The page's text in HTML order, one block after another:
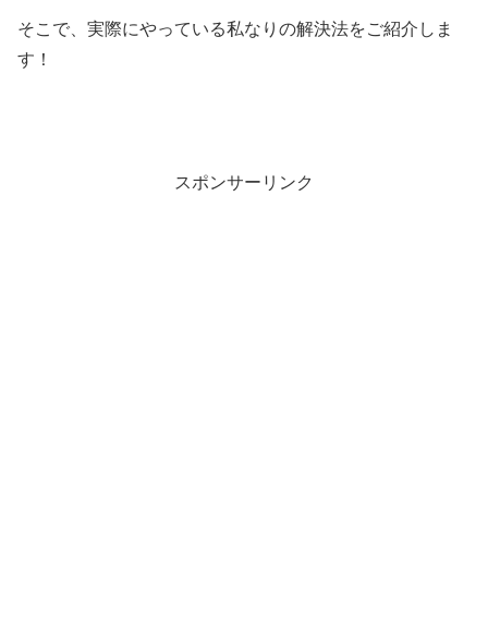
そこで、実際にやっている私なりの解決法をご紹介しま
す！
スポンサーリンク